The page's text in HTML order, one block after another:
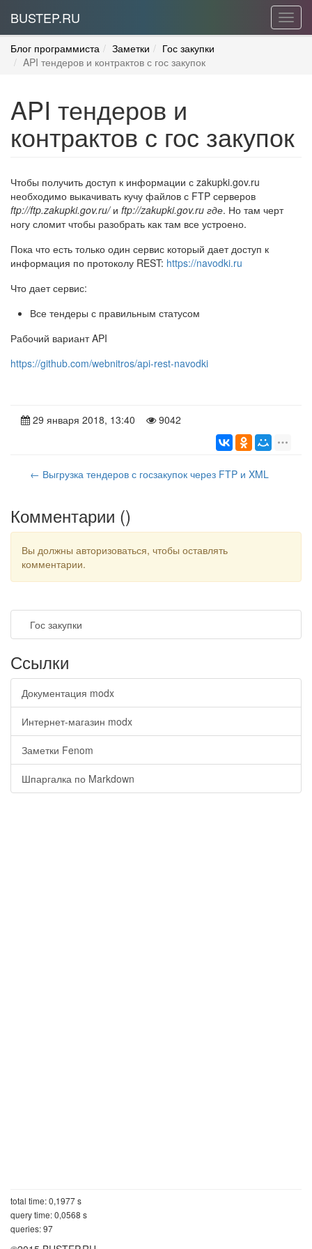
BUSTEP.RU
Блог программиста Заметки
Гос закупки
API тендеров и контрактов с гос закупок
API тендеров и
контрактов с гос закупок
Чтобы получить доступ к информации с zakupki.gov.ru
необходимо выкачивать кучу файлов с FTP серверов
ftp://ftp.zakupki.gov.ru/и ftp://zakupki.gov.ru где. Но там черт
ногу сломит чтобы разобрать как там все устроено.
Пока что есть только один сервис который дает доступ к
информация по протоколу REST: https://navodki.ru
Что дает сервис:
Все тендеры с правильным статусом
Рабочий вариант API
https://github.com/webnitros/api-rest-navodki
29 января 2018, 13:40 9042
← Выгрузка тендеров с госзакупок через FTP и XML
Комментарии ()
Вы должны авторизоваться, чтобы оставлять
комментарии.
Гос закупки
Ссылки
Документация modx
Интернет-магазин modx
Заметки Fenom
Шпаргалка по Markdown
total time: 0,1977 s
query time: 0,0568 s
queries: 97